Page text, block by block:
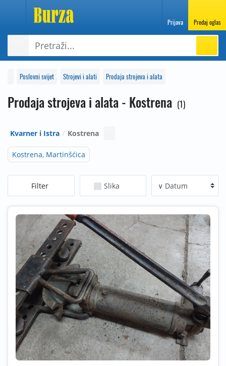
Prijava Predaj oglas
Poslovni svijet Strojevi i alati Prodaja strojeva i alata
Prodaja strojeva i alata - Kostrena 1
Kvarner i Istra Kostrena
Kostrena, Martinšćica
Filter Slika